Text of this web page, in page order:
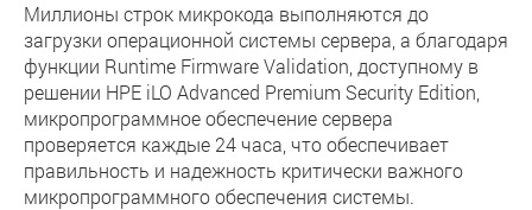
Миллионы строк микрокода выполняются до
загрузки операционной системы сервера, а благодаря
функции Runtime Firmware Validation, доступному в
решении HPE iLO Advanced Premium Security Edition,
микропрограммное обеспечение сервера
проверяется каждые 24 часа, что обеспечивает
правильность и надежность критически важного
микропрограммного обеспечения системы.